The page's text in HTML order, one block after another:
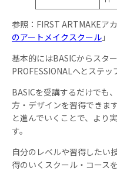
参照：FIRST ARTMAKEア
のアートメイクスクール 」
基本的にはBASICからスタ
PROFESSIONALへとステッ
BASICを受講するだけでも
方・デザインを習得できま
と進んでいくことで、より
す。
自分のレベルや習得したい
得のいくスクール・コース